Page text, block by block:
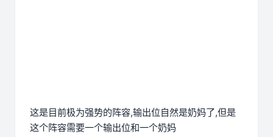
这是目前极为强势的阵容,输出位自然是奶妈了,但是
这个阵容需要一个输出位和一个奶妈